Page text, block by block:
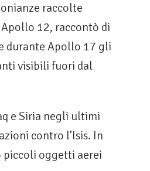
raccolte
12, raccontò di
durante Apollo 17 gli
visibili fuori dal
e Siria negli ultimi
contro l’Isis. In
piccoli oggetti aerei